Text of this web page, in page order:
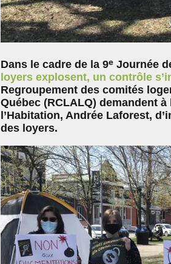
Dans le cadre de la 9eJournée
loyers explosent, un contrôle
Regroupement des comités
Québec (RCLALQ) demandent
l’Habitation, Andrée Laforest,
des loyers.